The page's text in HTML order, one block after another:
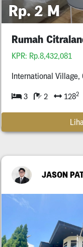
Rp. 2 M
KPR: Rp.8,432,081
International Village,
3 2 1282
JASON